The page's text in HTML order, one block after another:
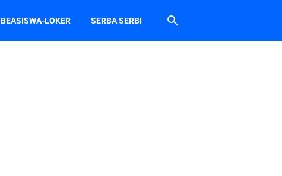
BEASISWA-LOKER SERBA SERBI